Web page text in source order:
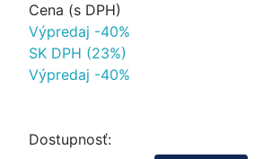
Cena (s DPH)
Výpredaj -40%
SK DPH (23%)
Výpredaj -40%
Dostupnosť: